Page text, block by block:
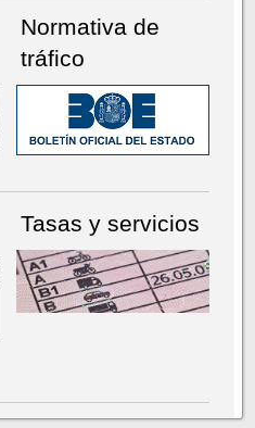
Normativa de
tráfico
Tasas y servicios